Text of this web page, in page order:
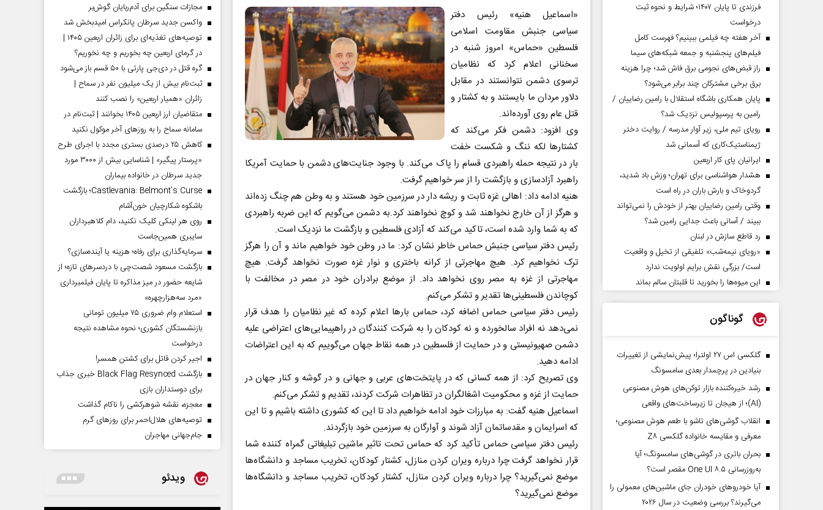
«اسماعیل هنیه» رئیس دفتر
سیاسی جنبش مقاومت اسلامی
فلسطین «حماس» امروز شنبه در
سخنانی اعلام کرد که نظامیان
ترسوی دشمن نتوانستند در مقابل
دلاور مردان ما بایستند و به کشتار و
قتل عام روی آورده‌اند.
وی افزود: دشمن فکر می‌کند که
کشتارها لکه ننگ و شکست خفت
بار در نتیجه حمله راهبردی قسام را پاک می‌کند. با وجود جنایت‌های دشمن با حمایت آمریکا
راهبرد آزادسازی و بازگشت را از سر خواهیم گرفت.
هنیه ادامه داد: اهالی غزه ثابت و ریشه دار در سرزمین خود هستند و به وطن هم چنگ زده‌اند
و هرگز از آن خارج نخواهند شد و کوچ نخواهند کرد.به دشمن می‌گویم که این ضربه راهبردی
که به شما وارد شده است، تاکید می‌کند که آزادی فلسطین و بازگشت ما نزدیک است.
رئیس دفتر سیاسی جنبش حماس خاطر نشان کرد: ما در وطن خود خواهیم ماند و آن را هرگز
ترک نخواهیم کرد. هیچ مهاجرتی از کرانه باختری و نوار غزه صورت نخواهد گرفت. هیچ
مهاجرتی از غزه به مصر روی نخواهد داد. از موضع برادران خود در مصر در مخالفت با
کوچاندن فلسطینی‌ها تقدیر و تشکر می‌کنم.
رئیس دفتر سیاسی حماس اضافه کرد، حماس بارها اعلام کرده که غیر نظامیان را هدف قرار
نمی‌دهد نه افراد سالخورده و نه کودکان را به شرکت کنندگان در راهپیمایی‌های اعتراضی علیه
دشمن صهیونیستی و در حمایت از فلسطین در همه نقاط جهان می‌گوییم که به این اعتراضات
ادامه دهید.
وی تصریح کرد: از همه کسانی که در پایتخت‌های عربی و جهانی و در گوشه و کنار جهان در
حمایت از غزه و محکومیت اشغالگران در تظاهرات شرکت کردند، تقدیم و تشکر می‌کنم.
اسماعیل هنیه گفت: به مبارزات خود ادامه خواهیم داد تا این که کشوری داشته باشیم و تا این
که اسرایمان و مقدساتمان آزاد شوند و آوارگان به سرزمین خود بازگردند.
رئیس دفتر سیاسی حماس تأکید کرد که حماس تحت تاثیر ماشین تبلیغاتی گمراه کننده شما
قرار نخواهد گرفت چرا درباره ویران کردن منازل، کشتار کودکان، تخریب مساجد و دانشگاه‌ها
موضع نمی‌گیرید؟ چرا درباره ویران کردن منازل، کشتار کودکان، تخریب مساجد و دانشگاه‌ها
موضع نمی‌گیرید؟
فرزندی تا پایان ۱۴۰۷؛ شرایط و نحوه ثبت
درخواست
آخر هفته چه فیلمی ببینیم؟ فهرست کامل
فیلم‌های پنجشنبه و جمعه شبکه‌های سیما
راز قبض‌های نجومی برق فاش شد؛ چرا هزینه
برق برخی مشترکان چند برابر می‌شود؟
پایان همکاری باشگاه استقلال با رامین رضاییان /
رامین به پرسپولیس نزدیک شد؟
رویای تیم ملی، زیر آوار مدرسه / روایت دختر
ژیمناستیک‌کاری که آسمانی شد
ایرانیان پای کار اربعین
هشدار هواشناسی برای تهران؛ وزش باد شدید،
گردوخاک و بارش باران در راه است
وقتی رامین رضاییان بهتر از خودش را نمی‌تواند
ببیند / آسانی باعث جدایی رامین شد؟
رد قاطع سازش در لبنان
«رویای نیمه‌شب» تلفیقی از تخیل و واقعیت
است/ بزرگی نقش برایم اولویت ندارد
این میوه‌ها را بخورید تا قلبتان سالم بماند
گوناگون
گلکسی اس ۲۷ اولترا؛ پیش‌نمایشی از تغییرات
بنیادین در پرچمدار بعدی سامسونگ
رشد خیره‌کننده بازار توکن‌های هوش مصنوعی
(AI)؛ از هیجان تا زیرساخت‌های واقعی
انقلاب گوشی‌های تاشو‌ با طعم هوش مصنوعی؛
معرفی و مقایسه خانواده گلکسی Z۸
بحران باتری در گوشی‌های سامسونگ؛ آیا
به‌روزرسانی One UI ۸.۵ مقصر است؟
آیا خودروهای خودران جای ماشین‌های معمولی را
می‌گیرند؟ بررسی وضعیت در سال ۲۰۲۶
مجازات سنگین برای آدم‌ربایان گوش‌بر
واکسن جدید سرطان پانکراس امیدبخش شد
توصیه‌های تغذیه‌ای برای زائران اربعین ۱۴۰۵ |
در گرمای اربعین چه بخوریم و چه نخوریم؟
گره قتل در دی‌جی پارتی با ۵۰ قسم باز می‌شود
ثبت‌نام بیش از یک میلیون نفر در سماح |
زائران «همیار اربعین» را نصب کنند
متقاضیان ارز اربعین ۱۴۰۵ بخوانند | ثبت‌نام در
سامانه سماح را به روز‌های آخر موکول نکنید
کاهش ۲۵ درصدی بستری مجدد با اجرای طرح
«پرستار پیگیر» | شناسایی بیش از ۳۰۰۰ مورد
جدید سرطان در خانواده بیماران
Castlevania: Belmont’s Curse؛ بازگشت
باشکوه شکارچیان خون‌آشام
روی هر لینکی کلیک نکنید، دام کلاهبرداران
سایبری همین‌جاست
سرمایه‌گذاری برای رفاه؛ هزینه یا آینده‌سازی؟
بازگشت مسعود شصت‌چی با دردسر‌های تازه؛ از
شایعه حضور در میز مذاکره تا پایان فیلمبرداری
«مرد سه‌هزارچهره»
استعلام وام ضروری ۷۵ میلیون تومانی
بازنشستگان کشوری؛ نحوه مشاهده نتیجه
درخواست
اجیر کردن قاتل برای کشتن همسر!
بازگشت Black Flag Resynced خبری جذاب
برای دوستداران بازی
معجزه، نقشه شوهرکشی را ناکام گذاشت
توصیه‌های هلال‌احمر برای روز‌های گرم
جام‌جهانی مهاجران
ویدئو